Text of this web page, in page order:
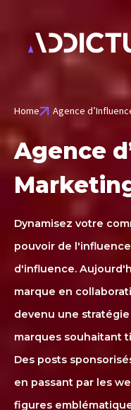
Home Agence
Agence
Dynamisez votre
pouvoir de
d'influence.
marque en
devenu une
marques souhaitant
Des posts
en passant par les
figures